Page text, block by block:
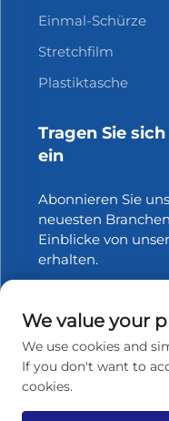
Einmal-Schürze
Stretchfilm
Plastiktasche
Tragen Sie
ein
Abonnieren Sie
neuesten
Einblicke von
erhalten.
Urheberrecht © 2025
We value your
We use cookies and
If you don't want to
cookies.